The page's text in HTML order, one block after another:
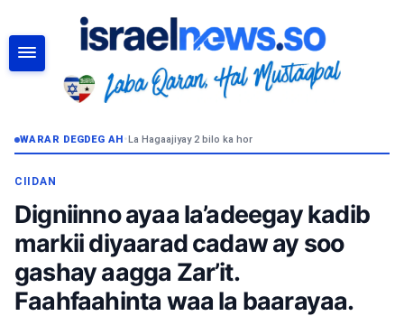
WARAR DEGDEG AH•La Hagaajiyay 2 bilo ka hor
CIIDAN
Digniinno ayaa la’adeegay kadib
markii diyaarad cadaw ay soo
gashay aagga Zar’it.
Faahfaahinta waa la baarayaa.